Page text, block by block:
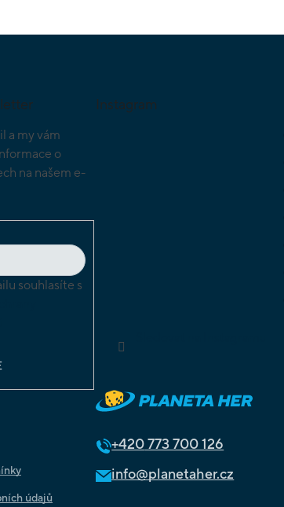
a my vám
o
na našem e-
souhlasíte s
Instagram
údajů
+420773 700 126
info@planetaher.cz